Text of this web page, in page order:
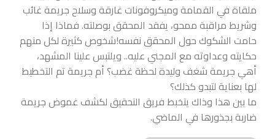
ملقاة في القمامة وميكروفونات غارقة وسلاح جريمة غائب
وشريط مراقبة ممحو، يفقد المحقق بوصلته. فماذا إذا
حامت الشكوك حول المحققنفسه!شخوص كثيرة لكل منهم
حكايته وعداوته مع المجني عليه.. ويلتبس علينا المشهد،
أهي جريمة شغف وليدة لحظة غضب؟ أم جريمة تم التخطيط
لها بعناية لتبدو كذلك؟
ما بين هذا وذاك يتخبط فريق التحقيق لكشف غموض جريمة
ضاربة بجذورها في الماضي.